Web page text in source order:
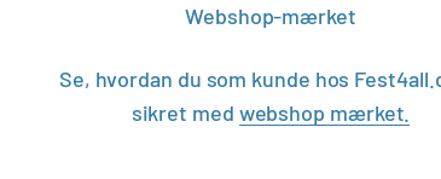
Webshop-mærket
Se, hvordan du som kunde hos
sikret med webshop mærket.